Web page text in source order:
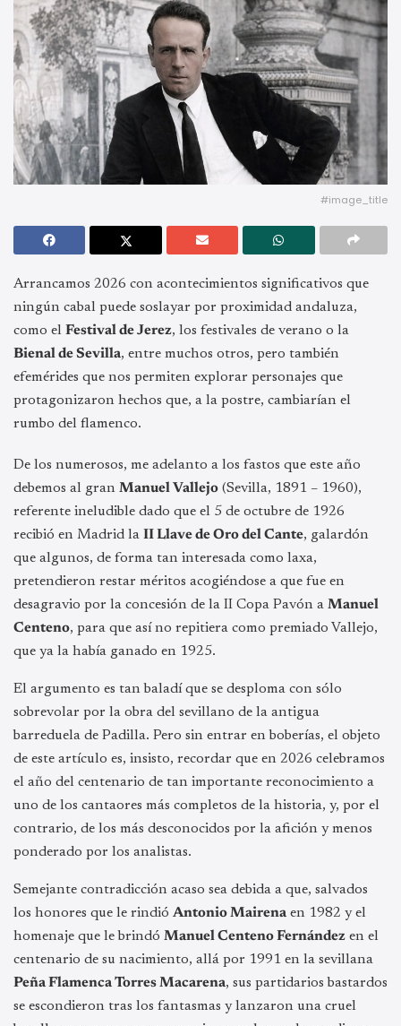
#image_title
Arrancamos 2026 con acontecimientos significativos que
ningún cabal puede soslayar por proximidad andaluza,
como el Festival de Jerez, los festivales de verano o la
Bienal de Sevilla, entre muchos otros, pero también
efemérides que nos permiten explorar personajes que
protagonizaron hechos que, a la postre, cambiarían el
rumbo del flamenco.
De los numerosos, me adelanto a los fastos que este año
debemos al gran Manuel Vallejo (Sevilla, 1891 – 1960),
referente ineludible dado que el 5 de octubre de 1926
recibió en Madrid la II Llave de Oro del Cante, galardón
que algunos, de forma tan interesada como laxa,
pretendieron restar méritos acogiéndose a que fue en
desagravio por la concesión de la II Copa Pavón a Manuel
Centeno, para que así no repitiera como premiado Vallejo,
que ya la había ganado en 1925.
El argumento es tan baladí que se desploma con sólo
sobrevolar por la obra del sevillano de la antigua
barreduela de Padilla. Pero sin entrar en boberías, el objeto
de este artículo es, insisto, recordar que en 2026 celebramos
el año del centenario de tan importante reconocimiento a
uno de los cantaores más completos de la historia, y, por el
contrario, de los más desconocidos por la afición y menos
ponderado por los analistas.
Semejante contradicción acaso sea debida a que, salvados
los honores que le rindió Antonio Mairena en 1982 y el
homenaje que le brindó Manuel Centeno Fernández en el
centenario de su nacimiento, allá por 1991 en la sevillana
Peña Flamenca Torres Macarena, sus partidarios bastardos
se escondieron tras los fantasmas y lanzaron una cruel